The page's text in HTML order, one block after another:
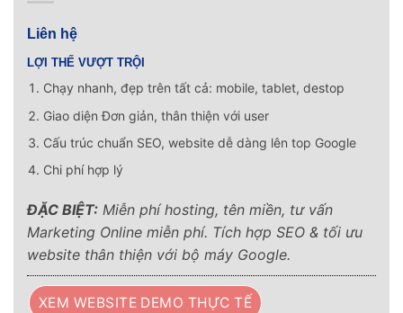
Liên hệ
LỢI THẾ VƯỢT TRỘI
Chạy nhanh, đẹp trên tất cả: mobile, tablet, destop
Giao diện Đơn giản, thân thiện với user
Cấu trúc chuẩn SEO, website dễ dàng lên top Google
Chi phí hợp lý
ĐẶC BIỆT: Miễn phí hosting, tên miền, tư vấn
Marketing Online miễn phí. Tích hợp SEO & tối ưu
website thân thiện với bộ máy Google.
XEM WEBSITE DEMO THỰC TẾ